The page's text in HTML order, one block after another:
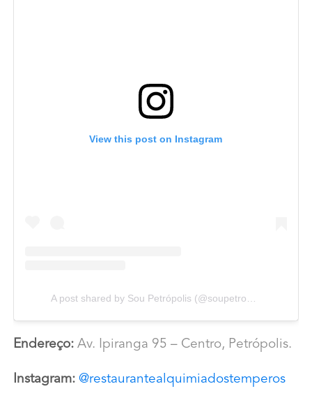
View this post on Instagram
A post shared by Sou Petrópolis (@soupetropolis)
Endereço: Av. Ipiranga 95 – Centro, Petrópolis.
Instagram: @restaurantealquimiadostemperos